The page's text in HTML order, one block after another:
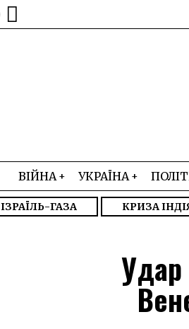
ВІЙНА УКРАЇНА
ІЗРАЇЛЬ-ГАЗА КРИЗА
Удар